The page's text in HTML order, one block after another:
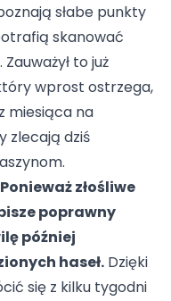
słabe punkty
skanować
to już
wprost ostrzega,
miesiąca na
zlecają dziś
Ponieważ złośliwe
poprawny
później
haseł. Dzięki
się z kilku tygodni